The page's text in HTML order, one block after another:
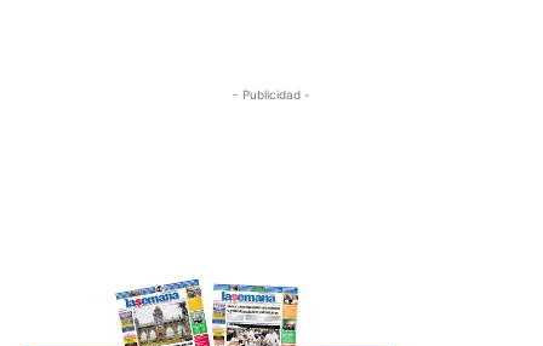
- Publicidad -